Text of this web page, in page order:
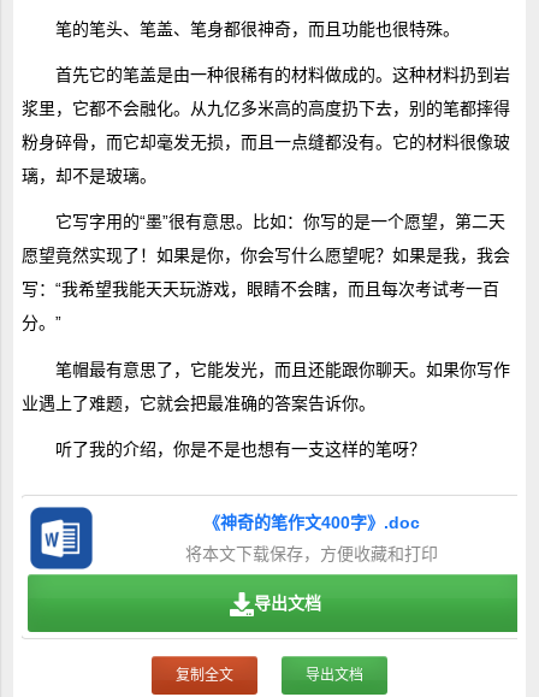
笔的笔头、笔盖、笔身都很神奇，而且功能也很特殊。
首先它的笔盖是由一种很稀有的材料做成的。这种材料扔到岩
浆里，它都不会融化。从九亿多米高的高度扔下去，别的笔都摔得
粉身碎骨，而它却毫发无损，而且一点缝都没有。它的材料很像玻
璃，却不是玻璃。
它写字用的“墨”很有意思。比如：你写的是一个愿望，第二天
愿望竟然实现了！如果是你，你会写什么愿望呢？如果是我，我会
写：“我希望我能天天玩游戏，眼睛不会瞎，而且每次考试考一百
分。”
笔帽最有意思了，它能发光，而且还能跟你聊天。如果你写作
业遇上了难题，它就会把最准确的答案告诉你。
听了我的介绍，你是不是也想有一支这样的笔呀？
《神奇的笔作文400字》.doc
将本文下载保存，方便收藏和打印
导出文档
复制全文 导出文档